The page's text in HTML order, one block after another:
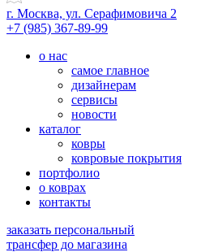
г. Москва, ул. Серафимовича 2
+7 (985) 367-89-99
о нас
самое главное
дизайнерам
сервисы
новости
каталог
ковры
ковровые покрытия
портфолио
о коврах
контакты
заказать персональный
трансфер до магазина